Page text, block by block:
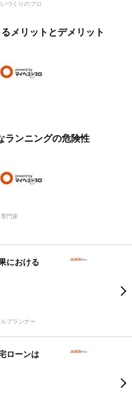
づくりのプロ
メリットとデメリット
ランニングの危険性
門家
における
プランナー
ローンは